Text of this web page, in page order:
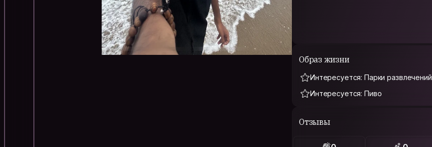
Образ жизни
Интересуется: Парки развлечений
Интересуется: Пиво
Отзывы